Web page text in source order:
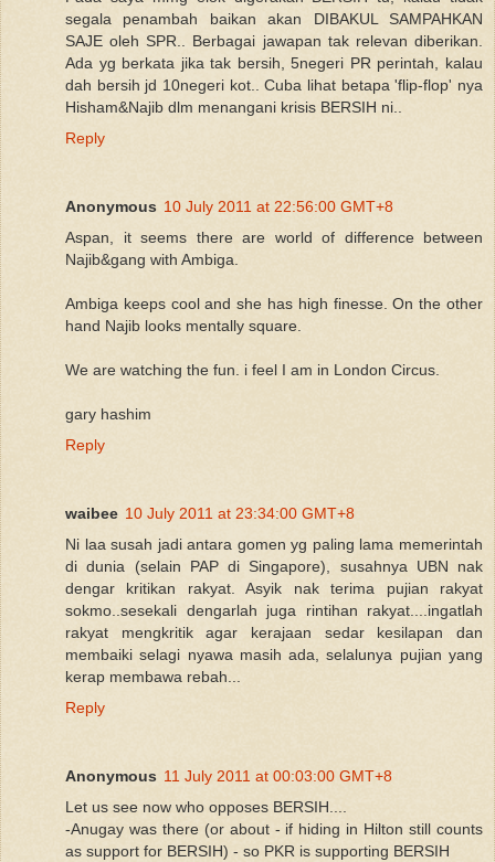
segala penambah baikan akan DIBAKUL SAMPAHKAN
SAJE oleh SPR.. Berbagai jawapan tak relevan diberikan.
Ada yg berkata jika tak bersih, 5negeri PR perintah, kalau
dah bersih jd 10negeri kot.. Cuba lihat betapa 'flip-flop' nya
Hisham&Najib dlm menangani krisis BERSIH ni..
Reply
Anonymous 10 July 2011 at 22:56:00 GMT+8
Aspan, it seems there are world of difference between
Najib&gang with Ambiga.
Ambiga keeps cool and she has high finesse. On the other
hand Najib looks mentally square.
We are watching the fun. i feel I am in London Circus.
gary hashim
Reply
waibee 10 July 2011 at 23:34:00 GMT+8
Ni laa susah jadi antara gomen yg paling lama memerintah
di dunia (selain PAP di Singapore), susahnya UBN nak
dengar kritikan rakyat. Asyik nak terima pujian rakyat
sokmo..sesekali dengarlah juga rintihan rakyat....ingatlah
rakyat mengkritik agar kerajaan sedar kesilapan dan
membaiki selagi nyawa masih ada, selalunya pujian yang
kerap membawa rebah...
Reply
Anonymous 11 July 2011 at 00:03:00 GMT+8
Let us see now who opposes BERSIH....
-Anugay was there (or about - if hiding in Hilton still counts
as support for BERSIH) - so PKR is supporting BERSIH